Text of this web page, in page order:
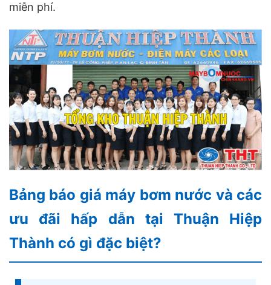
miễn phí.
Bảng báo giá máy bơm nước và các
ưu đãi hấp dẫn tại Thuận Hiệp
Thành có gì đặc biệt?